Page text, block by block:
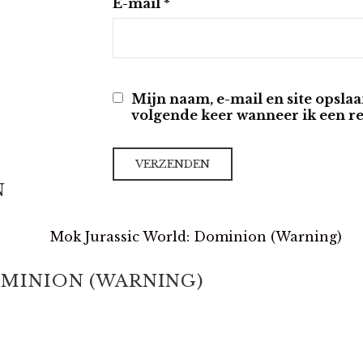
E-mail *
Mijn naam, e-mail en site
volgende keer wanneer ik een
(WARNING)